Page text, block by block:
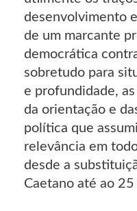
desenvolvimento
de um marcante
democrática
sobretudo para
e profundidade,
da orientação e
política que
relevância em
desde a
Caetano até ao